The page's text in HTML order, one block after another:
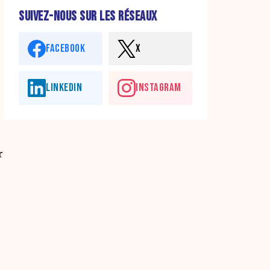
SUIVEZ-NOUS SUR LES RÉSEAUX
FACEBOOK X
LINKEDIN INSTAGRAM